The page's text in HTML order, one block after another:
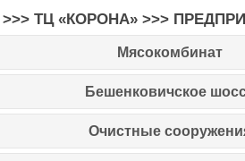
>>> ТЦ «КОРОНА» >>>
Мясокомбинат
Бешенковичское
Очистные